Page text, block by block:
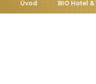
Úvod BIO Hotel